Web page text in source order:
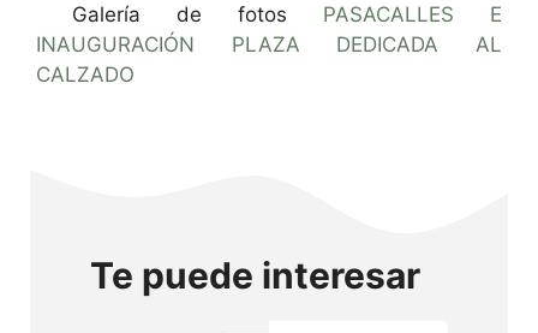
Galería de fotos PASACALLES E
INAUGURACIÓN PLAZA DEDICADA AL
CALZADO
Te puede interesar